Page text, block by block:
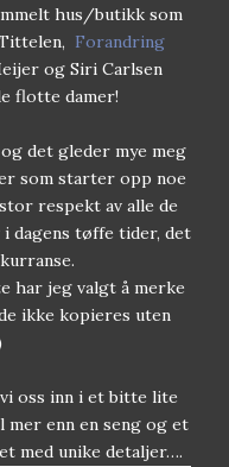
hus/butikk som
Forandring
og Siri Carlsen
flotte damer!
det gleder mye meg
som starter opp noe
respekt av alle de
dagens tøffe tider, det
har jeg valgt å merke
ikke kopieres uten
oss inn i et bitte lite
enn en seng og et
med unike detaljer….